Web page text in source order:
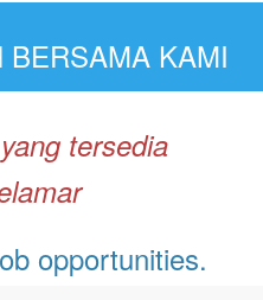
KAMI
tersedia
opportunities.